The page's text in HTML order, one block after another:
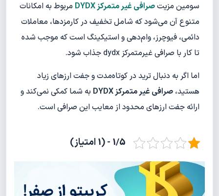
سومین مزیتصرافی غیر متمرکز DYDX
مربوط به امکانات
متنوع آن می‌شود که شامل تخفیف در کارمزدها، معاملات
دائمی، فیوچرز، وام‌دهی و استیکینگ است که موجب شده
تا کار با صرافی غیرمتمرکز dydx جذاب شود.
اما اگر به دنبال ترید در کوتاه‌مدت و جفت ارزهای زیاد
هستید، صرافی غیر متمرکز DYDX
به شما کمکی نمی‌کند و
ارائه جفت ارزهای محدود از معایب این صرافی است.
1/5 - (1 امتیاز)